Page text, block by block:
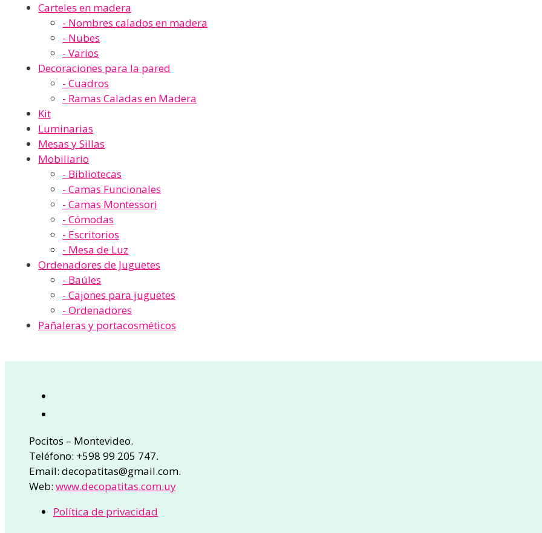
Carteles en madera
- Nombres calados en madera
- Nubes
- Varios
Decoraciones para la pared
- Cuadros
- Ramas Caladas en Madera
Kit
Luminarias
Mesas y Sillas
Mobiliario
- Bibliotecas
- Camas Funcionales
- Camas Montessori
- Cómodas
- Escritorios
- Mesa de Luz
Ordenadores de Juguetes
- Baúles
- Cajones para juguetes
- Ordenadores
Pañaleras y portacosméticos
Pocitos – Montevideo.
Teléfono: +598 99 205 747.
Email: decopatitas@gmail.com.
Web: www.decopatitas.com.uy
Política de privacidad